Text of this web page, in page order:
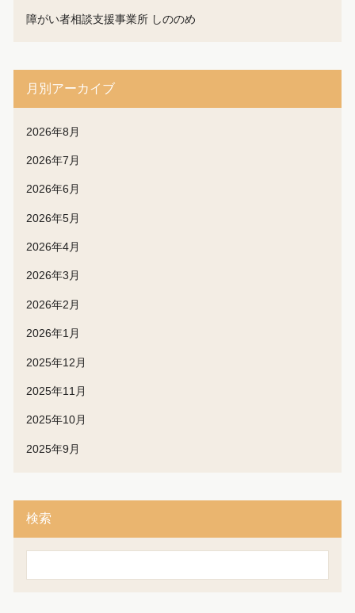
障がい者相談支援事業所 しののめ
月別アーカイブ
2026年8月
2026年7月
2026年6月
2026年5月
2026年4月
2026年3月
2026年2月
2026年1月
2025年12月
2025年11月
2025年10月
2025年9月
検索